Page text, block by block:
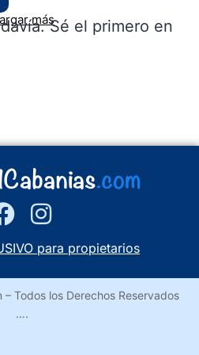
másSé el primero en
para propietarios
Todos los Derechos Reservados
….